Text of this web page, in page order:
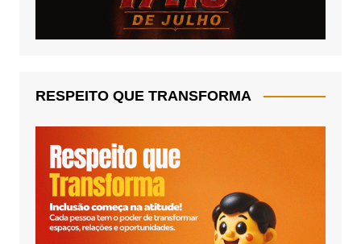
RESPEITO QUE TRANSFORMA